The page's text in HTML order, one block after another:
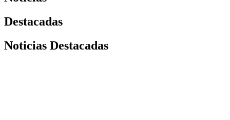
Destacadas
Noticias Destacadas